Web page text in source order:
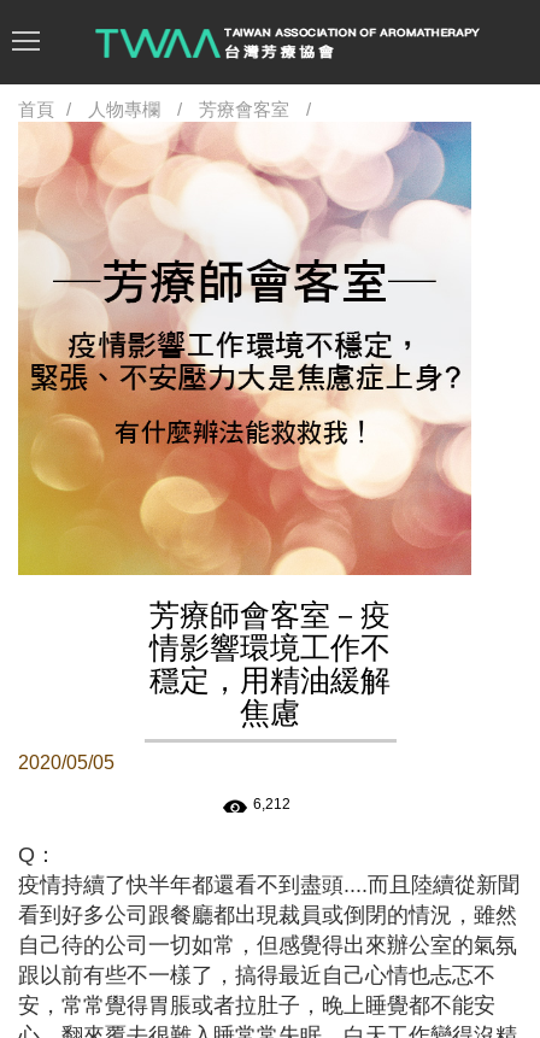
首頁 人物專欄 芳療會客室
芳療師會客室－疫
情影響環境工作不
穩定，用精油緩解
焦慮
2020/05/05
6,212
Q：
疫情持續了快半年都還看不到盡頭....而且陸續從新聞
看到好多公司跟餐廳都出現裁員或倒閉的情況，雖然
自己待的公司一切如常，但感覺得出來辦公室的氣氛
跟以前有些不一樣了，搞得最近自己心情也忐忑不
安，常常覺得胃脹或者拉肚子，晚上睡覺都不能安